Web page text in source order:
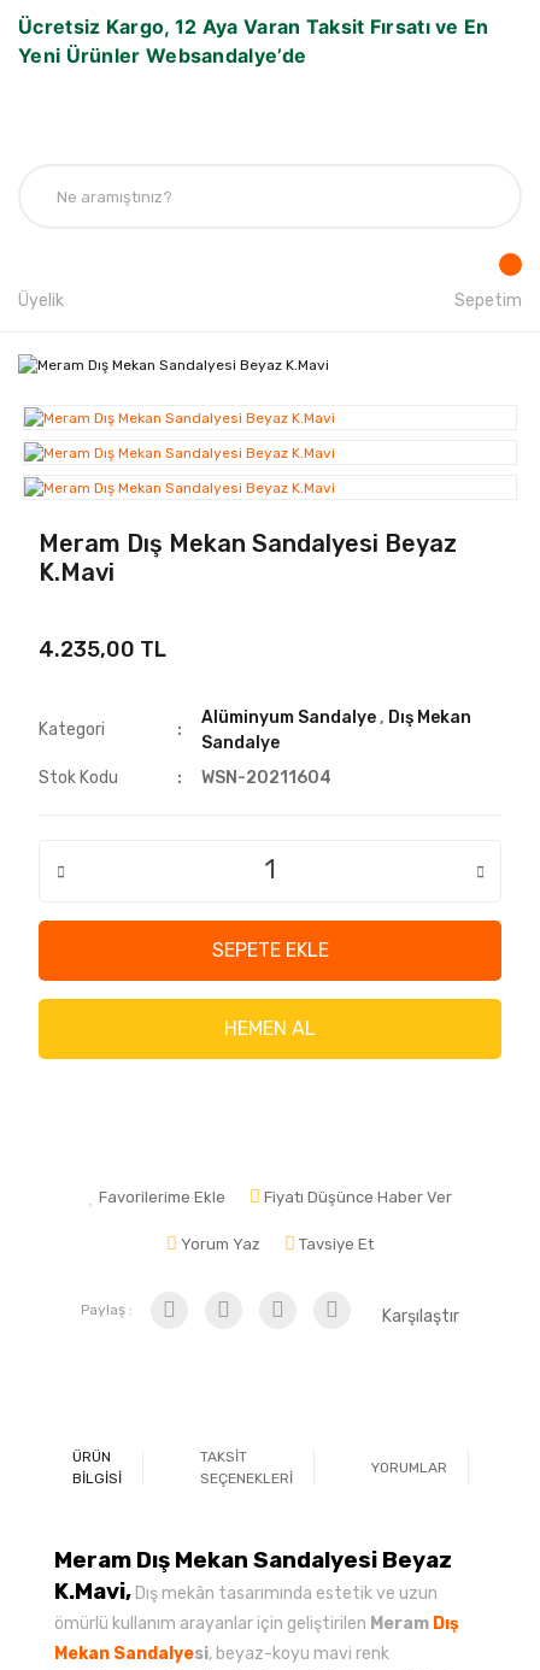
Ücretsiz Kargo, 12 Aya Varan Taksit Fırsatı ve En
Yeni Ürünler Websandalye’de
Üyelik Sepetim
Meram Dış Mekan Sandalyesi Beyaz
K.Mavi
4.235,00 TL
Kategori
Alüminyum Sandalye, Dış Mekan
Sandalye
Stok Kodu
WSN-20211604
SEPETE EKLE
HEMEN AL
Favorilerime Ekle Fiyatı Düşünce Haber Ver
Yorum Yaz Tavsiye Et
Paylaş : Karşılaştır
ÜRÜN
BİLGİSİ
TAKSİT
SEÇENEKLERİ
YORUMLAR
Meram Dış Mekan Sandalyesi Beyaz
K.Mavi, Dış mekân tasarımında estetik ve uzun
ömürlü kullanım arayanlar için geliştirilen Meram Dış
Mekan Sandalyesi, beyaz-koyu mavi renk